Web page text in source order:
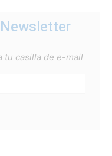
tu casilla de e-mail